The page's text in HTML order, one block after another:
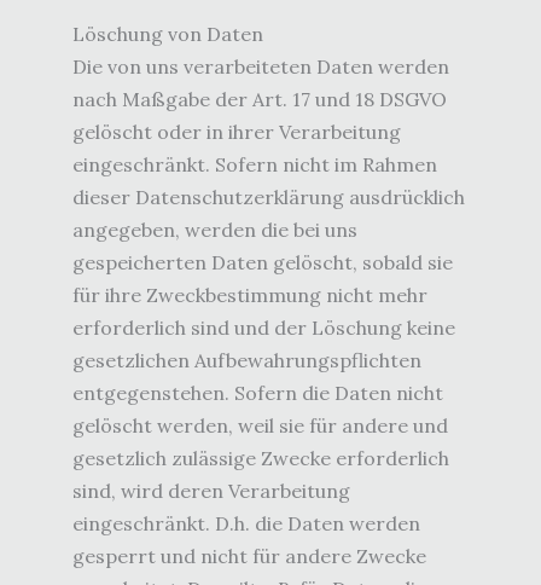
Löschung von Daten
Die von uns verarbeiteten Daten werden
nach Maßgabe der Art. 17 und 18 DSGVO
gelöscht oder in ihrer Verarbeitung
eingeschränkt. Sofern nicht im Rahmen
dieser Datenschutzerklärung ausdrücklich
angegeben, werden die bei uns
gespeicherten Daten gelöscht, sobald sie
für ihre Zweckbestimmung nicht mehr
erforderlich sind und der Löschung keine
gesetzlichen Aufbewahrungspflichten
entgegenstehen. Sofern die Daten nicht
gelöscht werden, weil sie für andere und
gesetzlich zulässige Zwecke erforderlich
sind, wird deren Verarbeitung
eingeschränkt. D.h. die Daten werden
gesperrt und nicht für andere Zwecke